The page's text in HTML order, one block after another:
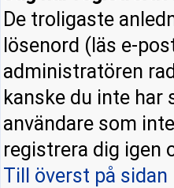
De troligaste
lösenord (läs e-
administratören
kanske du inte
användare som
registrera dig igen
Till överst på sidan